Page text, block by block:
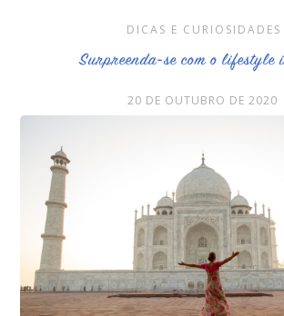
DICAS E CURIOSIDADES
Surpreenda-se com o lifestyle
20 DE OUTUBRO DE 2020